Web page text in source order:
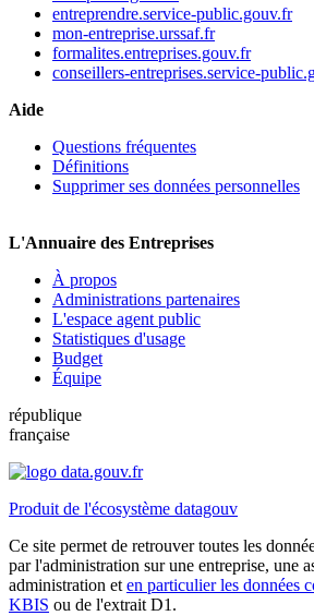
entreprendre.service-public.gouv.fr
mon-entreprise.urssaf.fr
formalites.entreprises.gouv.fr
conseillers-entreprises.service-
Aide
Questions fréquentes
Définitions
Supprimer ses données personnelles
L'Annuaire des Entreprises
À propos
Administrations partenaires
L'espace agent public
Statistiques d'usage
Budget
Équipe
république
française
Produit de l'écosystème datagouv
Ce site permet de retrouver toutes les
par l'administration sur une entreprise, une
administration et en particulier les données
KBIS ou de l'extrait D1.